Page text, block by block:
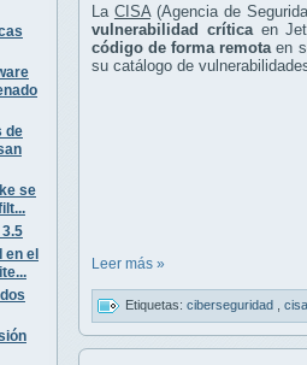
de
se
el
La CISA(Agencia de
vulnerabilidad críticaen
código de forma remota en
su catálogo de
Leer más »
Etiquetas: ciberseguridad cisa